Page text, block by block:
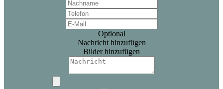
Optional
Nachricht hinzufügen
Bilder hinzufügen